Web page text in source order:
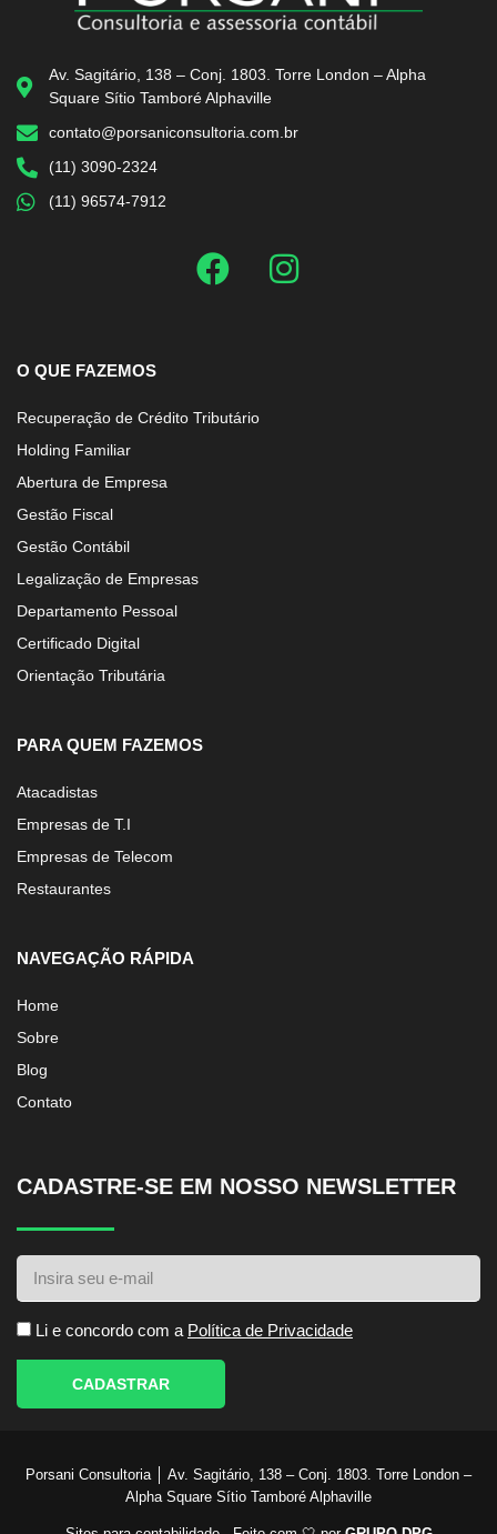
Av. Sagitário, 138 – Conj. 1803. Torre London – Alpha
Square Sítio Tamboré Alphaville
contato@porsaniconsultoria.com.br
(11) 3090-2324
(11) 96574-7912
O QUE FAZEMOS
Recuperação de Crédito Tributário
Holding Familiar
Abertura de Empresa
Gestão Fiscal
Gestão Contábil
Legalização de Empresas
Departamento Pessoal
Certificado Digital
Orientação Tributária
PARA QUEM FAZEMOS
Atacadistas
Empresas de T.I
Empresas de Telecom
Restaurantes
NAVEGAÇÃO RÁPIDA
Home
Sobre
Blog
Contato
CADASTRE-SE EM NOSSO NEWSLETTER
Li e concordo com a Política de Privacidade
CADASTRAR
Porsani Consultoria │ Av. Sagitário, 138 – Conj. 1803. Torre London –
Alpha Square Sítio Tamboré Alphaville